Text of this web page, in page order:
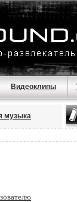
Видеоклипы
музыка